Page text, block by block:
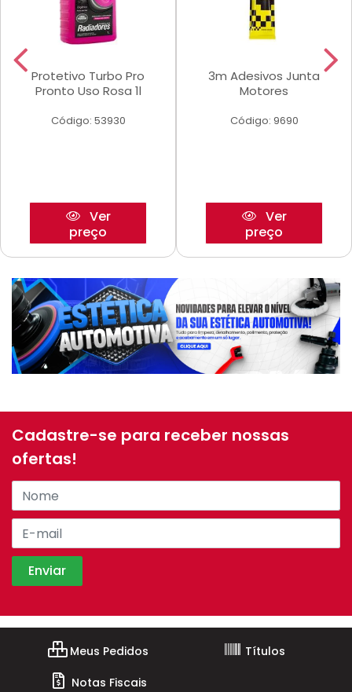
Protetivo Turbo Pro
Pronto Uso Rosa 1l
Código: 53930
Ver
preço
3m Adesivos Junta
Motores
Código: 9690
Ver
preço
Cadastre-se para receber nossas
ofertas!
Meus Pedidos
Títulos
Notas Fiscais